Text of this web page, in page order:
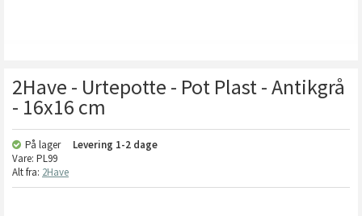
2Have - Urtepotte - Pot Plast - Antikgrå
- 16x16 cm
På lager Levering 1-2 dage
Vare: PL99
Alt fra: 2Have